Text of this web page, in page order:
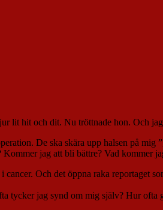
lit hit och dit. Nu tröttnade hon. Och
De ska skära upp halsen på
jag att bli bättre? Vad kommer
Och det öppna raka reportaget
tycker jag synd om mig själv? Hur ofta